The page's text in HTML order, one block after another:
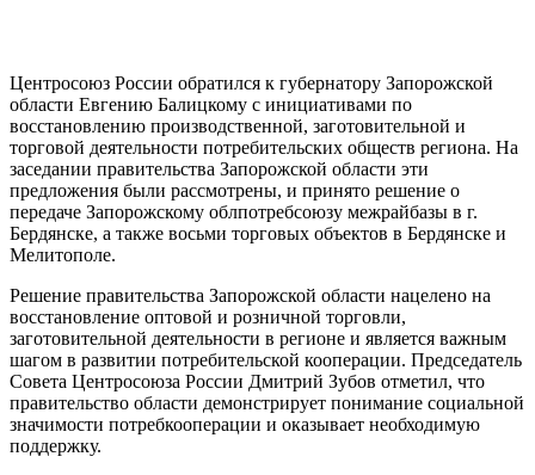
Центросоюз России обратился к губернатору Запорожской
области Евгению Балицкому с инициативами по
восстановлению производственной, заготовительной и
торговой деятельности потребительских обществ региона. На
заседании правительства Запорожской области эти
предложения были рассмотрены, и принято решение о
передаче Запорожскому облпотребсоюзу межрайбазы в г.
Бердянске, а также восьми торговых объектов в Бердянске и
Мелитополе.
Решение правительства Запорожской области нацелено на
восстановление оптовой и розничной торговли,
заготовительной деятельности в регионе и является важным
шагом в развитии потребительской кооперации. Председатель
Совета Центросоюза России Дмитрий Зубов отметил, что
правительство области демонстрирует понимание социальной
значимости потребкооперации и оказывает необходимую
поддержку.